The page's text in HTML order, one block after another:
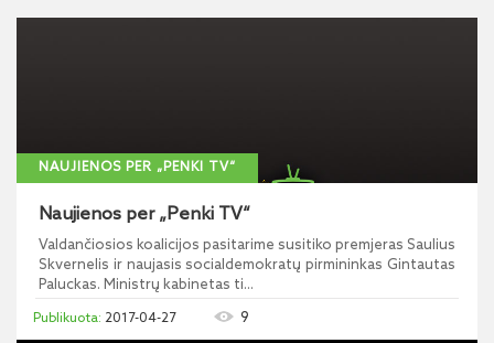
NAUJIENOS PER „PENKI TV“
Naujienos per „Penki TV“
Valdančiosios koalicijos pasitarime susitiko premjeras Saulius
Skvernelis ir naujasis socialdemokratų pirmininkas Gintautas
Paluckas. Ministrų kabinetas ti...
2017-04-27 9